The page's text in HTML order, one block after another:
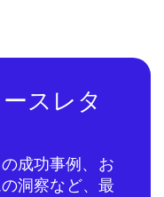
スレタ
成功事例、お
洞察など、最